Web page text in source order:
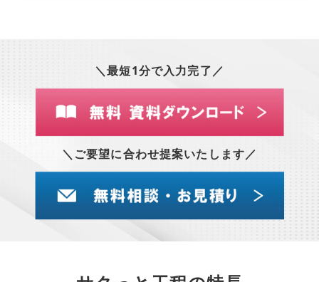
＼最短1分で入力完了／
＼ご要望に合わせ提案いたします／